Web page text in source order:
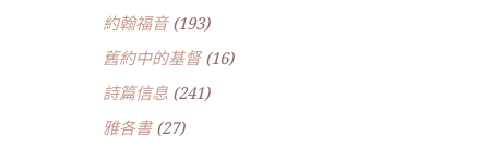
約翰福音(193)
舊約中的基督(16)
詩篇信息 (241)
雅各書(27)